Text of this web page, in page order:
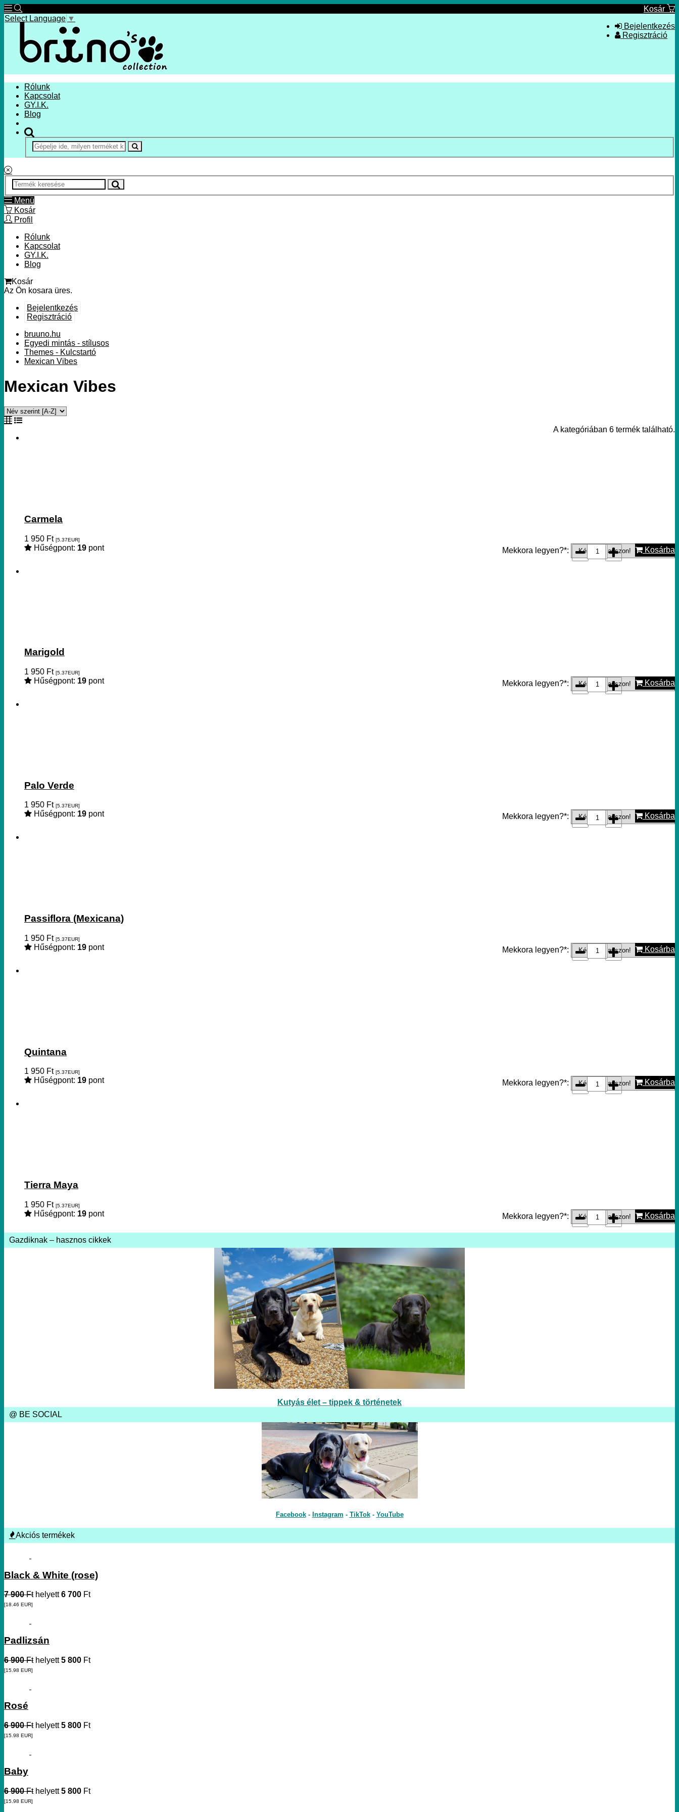
Kosár
Bejelentkezés
Regisztráció
Select Language ▼
Rólunk
Kapcsolat
GY.I.K.
Blog
Menü
Kosár
Profil
Rólunk
Kapcsolat
GY.I.K.
Blog
Kosár
Az Ön kosara üres.
Bejelentkezés
Regisztráció
bruuno.hu
Egyedi mintás - stílusos
Themes - Kulcstartó
Mexican Vibes
Mexican Vibes
A kategóriában 6 termék található.
Carmela
1 950 Ft [5.37EUR]
Hűségpont: 19 pont Mekkora legyen?*: Kosárba
Marigold
1 950 Ft [5.37EUR]
Hűségpont: 19 pont Mekkora legyen?*: Kosárba
Palo Verde
1 950 Ft [5.37EUR]
Hűségpont: 19 pont Mekkora legyen?*: Kosárba
Passiflora (Mexicana)
1 950 Ft [5.37EUR]
Hűségpont: 19 pont Mekkora legyen?*: Kosárba
Quintana
1 950 Ft [5.37EUR]
Hűségpont: 19 pont Mekkora legyen?*: Kosárba
Tierra Maya
1 950 Ft [5.37EUR]
Hűségpont: 19 pont Mekkora legyen?*: Kosárba
Gazdiknak – hasznos cikkek
Kutyás élet – tippek & történetek
@ BE SOCIAL
Facebook- Instagram - TikTok- YouTube
Akciós termékek
Black & White (rose)
7 900 Fthelyett6 700 Ft
[18.46 EUR]
Padlizsán
6 900 Fthelyett5 800 Ft
[15.98 EUR]
Rosé
6 900 Fthelyett5 800 Ft
[15.98 EUR]
Baby
6 900 Fthelyett5 800 Ft
[15.98 EUR]